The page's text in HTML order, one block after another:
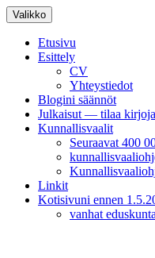
Siirry
sisältöön
Valikko
Etusivu
Esittely
CV
Yhteystiedot
Blogini säännöt
Julkaisut — tilaa
Kunnallisvaalit
Seuraavat 400
Linkit
Kotisivuni ennen
vanhat